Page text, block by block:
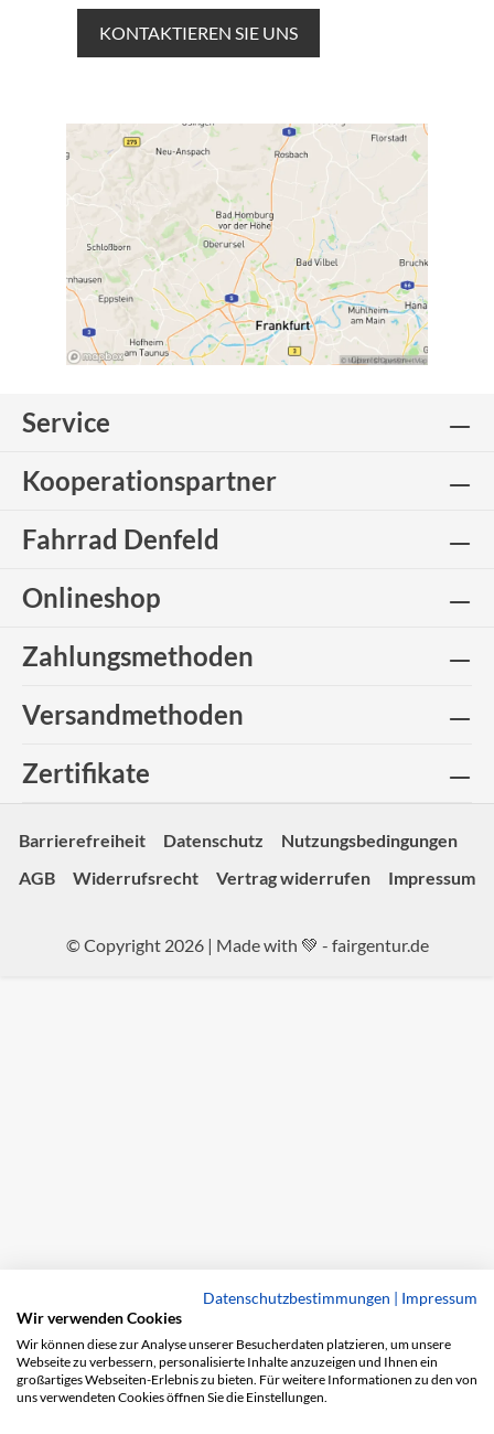
KONTAKTIEREN SIE UNS
Service
Kooperationspartner
Fahrrad Denfeld
Onlineshop
Zahlungsmethoden
Versandmethoden
Zertifikate
Barrierefreiheit Datenschutz
Nutzungsbedingungen
AGB
Widerrufsrecht Vertrag widerrufen Impressum
© Copyright 2026 | Made with 💚 - fairgentur.de
Datenschutzbestimmungen | Impressum
Wir verwenden Cookies
Wir können diese zur Analyse unserer Besucherdaten platzieren, um unsere
Webseite zu verbessern, personalisierte Inhalte anzuzeigen und Ihnen ein
großartiges Webseiten-Erlebnis zu bieten. Für weitere Informationen zu den von
uns verwendeten Cookies öffnen Sie die Einstellungen.